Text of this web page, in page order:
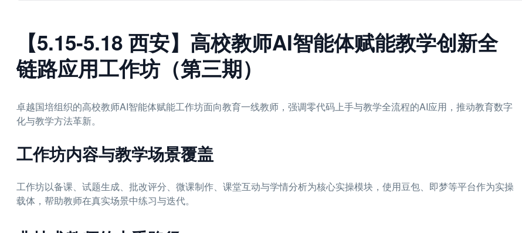
【5.15-5.18 西安】高校教师AI智能体赋能教学创新全
链路应用工作坊（第三期）
卓越国培组织的高校教师AI智能体赋能工作坊面向教育一线教师，强调零代码上手与教学全流程的AI应用，推动教育数字
化与教学方法革新。
工作坊内容与教学场景覆盖
工作坊以备课、试题生成、批改评分、微课制作、课堂互动与学情分析为核心实操模块，使用豆包、即梦等平台作为实操
载体，帮助教师在真实场景中练习与迭代。